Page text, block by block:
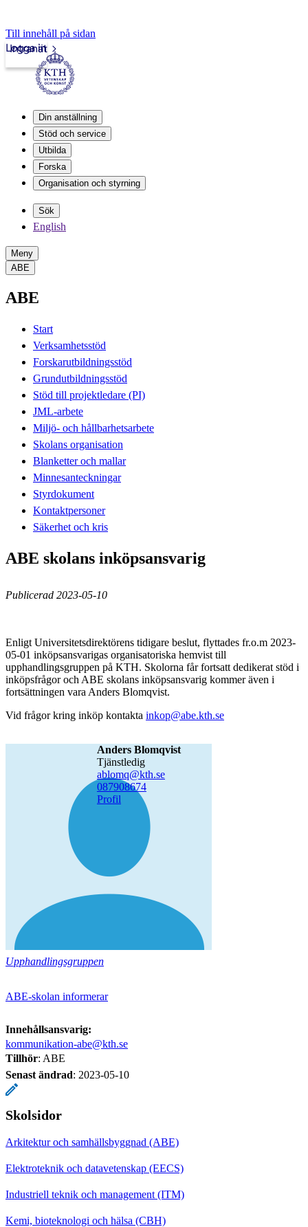
Till innehåll på sidan
Intranät
Logga in
Din anställning
Stöd och service
Utbilda
Forska
Organisation och styrning
Sök
English
Meny
ABE
ABE
Start
Verksamhetsstöd
Forskarutbildningsstöd
Grundutbildningsstöd
Stöd till projektledare (PI)
JML-arbete
Miljö- och hållbarhetsarbete
Skolans organisation
Blanketter och mallar
Minnesanteckningar
Styrdokument
Kontaktpersoner
Säkerhet och kris
ABE skolans inköpsansvarig
Publicerad 2023-05-10
Enligt Universitetsdirektörens tidigare beslut, flyttades fr.o.m 2023-
05-01 inköpsansvarigas organisatoriska hemvist till
upphandlingsgruppen på KTH. Skolorna får fortsatt dedikerat stöd i
inköpsfrågor och ABE skolans inköpsansvarig kommer även i
fortsättningen vara Anders Blomqvist.
Vid frågor kring inköp kontakta inkop@abe.kth.se
Anders Blomqvist
tjänstledig
ablomq@kth.se
087908674
Profil
Upphandlingsgruppen
ABE-skolan informerar
Innehållsansvarig:
kommunikation-abe@kth.se
Tillhör: ABE
Senast ändrad: 2023-05-10
Skolsidor
Arkitektur och samhällsbyggnad (ABE)
Elektroteknik och datavetenskap (EECS)
Industriell teknik och management (ITM)
Kemi, bioteknologi och hälsa (CBH)